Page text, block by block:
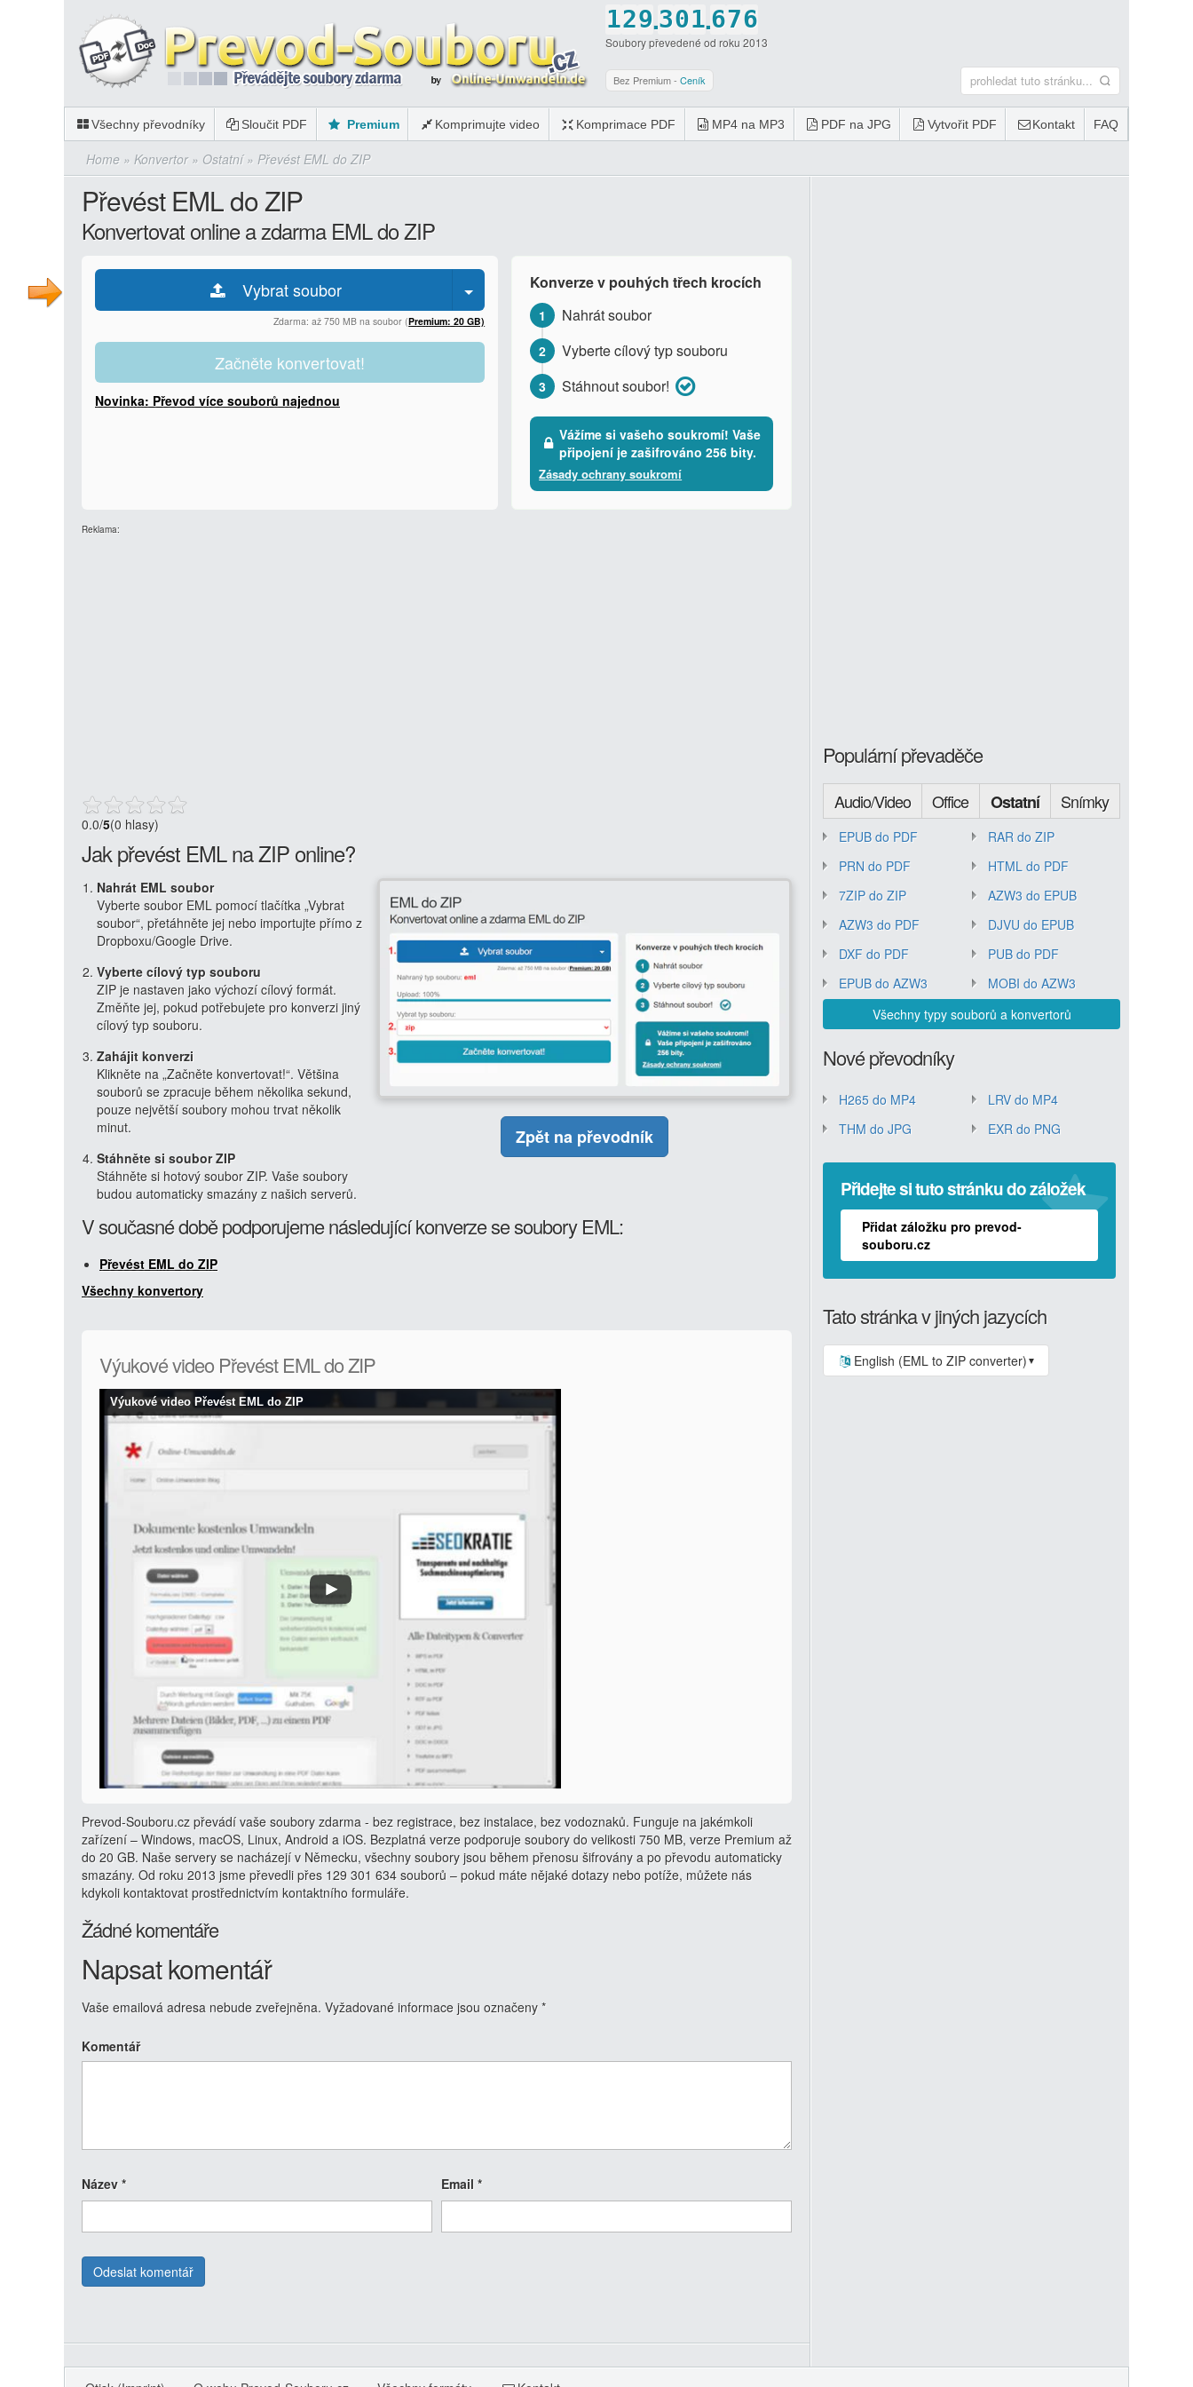
1
2
3
4
5
6
0
2
3
4
5
6
7
9
0
.3
4
5
6
7
8
0
1
2
3
4
5
9
1
2
3
4
5
6
0
.6
7
9
0
7
8
0
6
7
9
0
Soubory převedené od roku 2013
Bez Premium - Ceník
Všechny převodníky Sloučit PDF Premium Komprimujte video Komprimace PDF MP4 na MP3 PDF na JPG Vytvořit PDF Kontakt FAQ
Home » Konvertor» Ostatní» Převést EML do ZIP
Převést EML do ZIP
Konvertovat online a zdarma EML do ZIP
Vybrat soubor
Zdarma: až 750 MB na soubor (Premium: 20 GB)
Začněte konvertovat!
Novinka: Převod více souborů najednou
Konverze v pouhých třech krocích
1 Nahrát soubor
2 Vyberte cílový typ souboru
3 Stáhnout soubor!
Vážíme si vašeho soukromí! Vaše
připojení je zašifrováno 256 bity.
Zásady ochrany soukromí
Reklama:
0.0/5(0 hlasy)
Jak převést EML na ZIP online?
Nahrát EML soubor
Vyberte soubor EML pomocí tlačítka „Vybrat
soubor“, přetáhněte jej nebo importujte přímo z
Dropboxu/Google Drive.
Vyberte cílový typ souboru
ZIP je nastaven jako výchozí cílový formát.
Změňte jej, pokud potřebujete pro konverzi jiný
cílový typ souboru.
Zahájit konverzi
Klikněte na „Začněte konvertovat!“. Většina
souborů se zpracuje během několika sekund,
pouze největší soubory mohou trvat několik
minut.
Stáhněte si soubor ZIP
Stáhněte si hotový soubor ZIP. Vaše soubory
budou automaticky smazány z našich serverů.
Zpět na převodník
V současné době podporujeme následující konverze se soubory EML:
Převést EML do ZIP
Všechny konvertory
Výukové video Převést EML do ZIP
Výukové video Převést EML do ZIP
Prevod-Souboru.cz převádí vaše soubory zdarma - bez registrace, bez instalace, bez vodoznaků. Funguje na jakémkoli
zařízení – Windows, macOS, Linux, Android a iOS. Bezplatná verze podporuje soubory do velikosti 750 MB, verze Premium až
do 20 GB. Naše servery se nacházejí v Německu, všechny soubory jsou během přenosu šifrovány a po převodu automaticky
smazány. Od roku 2013 jsme převedli přes 129 301 634 souborů – pokud máte nějaké dotazy nebo potíže, můžete nás
kdykoli kontaktovat prostřednictvím kontaktního formuláře.
Žádné komentáře
Napsat komentář
Vaše emailová adresa nebude zveřejněna. Vyžadované informace jsou označeny *
Komentář
Název * Email *
Populární převaděče
Audio/Video Office Ostatní Snímky
EPUB do PDF
RAR do ZIP
PRN do PDF
HTML do PDF
7ZIP do ZIP
AZW3 do EPUB
AZW3 do PDF
DJVU do EPUB
DXF do PDF
PUB do PDF
EPUB do AZW3
MOBI do AZW3
Všechny typy souborů a konvertorů
Nové převodníky
H265 do MP4
LRV do MP4
THM do JPG
EXR do PNG
Přidejte si tuto stránku do záložek
Přidat záložku pro prevod-
souboru.cz
Tato stránka v jiných jazycích
English (EML to ZIP converter) ▼